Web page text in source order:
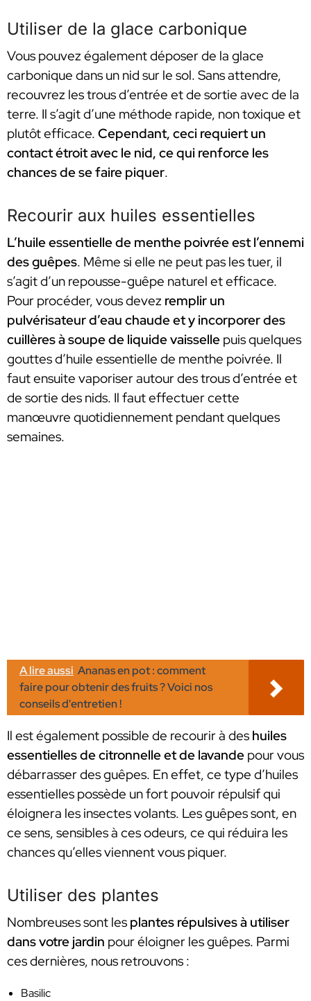
Utiliser de la glace carbonique
Vous pouvez également déposer de la glace
carbonique dans un nid sur le sol. Sans attendre,
recouvrez les trous d’entrée et de sortie avec de la
terre. Il s’agit d’une méthode rapide, non toxique et
plutôt efficace. Cependant, ceci requiert un
contact étroit avec le nid, ce qui renforce les
chances de se faire piquer.
Recourir aux huiles essentielles
L’huile essentielle de menthe poivrée est l’ennemi
des guêpes. Même si elle ne peut pas les tuer, il
s’agit d’un repousse-guêpe naturel et efficace.
Pour procéder, vous devez remplir un
pulvérisateur d’eau chaude et y incorporer des
cuillères à soupe de liquide vaisselle puis quelques
gouttes d’huile essentielle de menthe poivrée. Il
faut ensuite vaporiser autour des trous d’entrée et
de sortie des nids. Il faut effectuer cette
manœuvre quotidiennement pendant quelques
semaines.
A lire aussi Ananas en pot : comment
faire pour obtenir des fruits ? Voici nos
conseils d'entretien !
Il est également possible de recourir à des huiles
essentielles de citronnelle et de lavande pour vous
débarrasser des guêpes. En effet, ce type d’huiles
essentielles possède un fort pouvoir répulsif qui
éloignera les insectes volants. Les guêpes sont, en
ce sens, sensibles à ces odeurs, ce qui réduira les
chances qu’elles viennent vous piquer.
Utiliser des plantes
Nombreuses sont les plantes répulsives à utiliser
dans votre jardin pour éloigner les guêpes. Parmi
ces dernières, nous retrouvons :
Basilic